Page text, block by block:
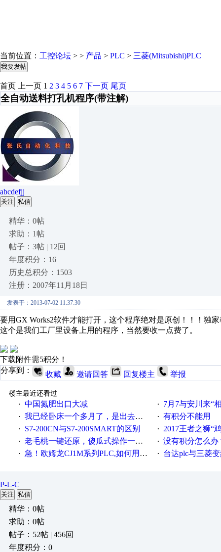
当前位置： 工控论坛 > > 产品 > PLC > 三菱(Mitsubishi)PLC
我要发帖
首页 上一页 1 2 3 4 5 6 7 下一页 尾页
全自动送料打孔机程序(带注解)
abcdefjj
关注 私信
精华：0帖
求助：1帖
帖子：3帖 | 12回
年度积分：16
历史总积分：1503
注册：2007年11月18日
发表于：2013-07-02 11:37:30
要用GX Works2软件才能打开，这个程序绝对是原创！！！独
这个是我们工厂里设备上用的程序，当然要收一点费了。
下载附件需5积分！
分享到：
收藏 邀请回答 回复楼主 举报
楼主最近还看过
· 中国氮肥出口大减 · 7月7与安川来“
· 我已经卧床一个多月了，是出去安装机械手在高速遭遇车祸所致:大家工作都要特别注意啊 · 有积分不能用
· S7-200CN与S7-200SMART的区别 · 2017王者之狮“鸡”情签到
· 老毛桃一键还原，傻瓜式操作一键轻松备份还原；程序为向导式安装，一键即可实现自动备份或还原系统。 · 没有积分怎么办
· 急！欧姆龙CJ1M系列PLC,如何用时间控制变频器。要求时间在组态王中可以自由输入！拜托各位大神了！ · 台达plc与三菱
P-L-C
关注 私信
精华：0帖
求助：0帖
帖子：52帖 | 456回
年度积分：0